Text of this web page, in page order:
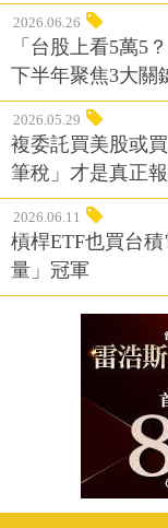
2026.06.26
「台股上看5萬5
下半年聚焦3大關
2026.05.29
複委託買美股或
筆稅」才是真正
2026.06.11
槓桿ETF也買台
量」冠軍